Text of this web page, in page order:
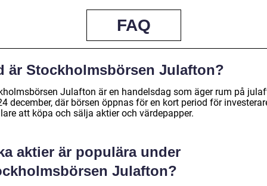
FAQ
är Stockholmsbörsen Julafton?
Julafton är en handelsdag som äger rum på
december, där börsen öppnas för en kort period för
att köpa och sälja aktier och värdepapper.
aktier är populära under
Julafton?